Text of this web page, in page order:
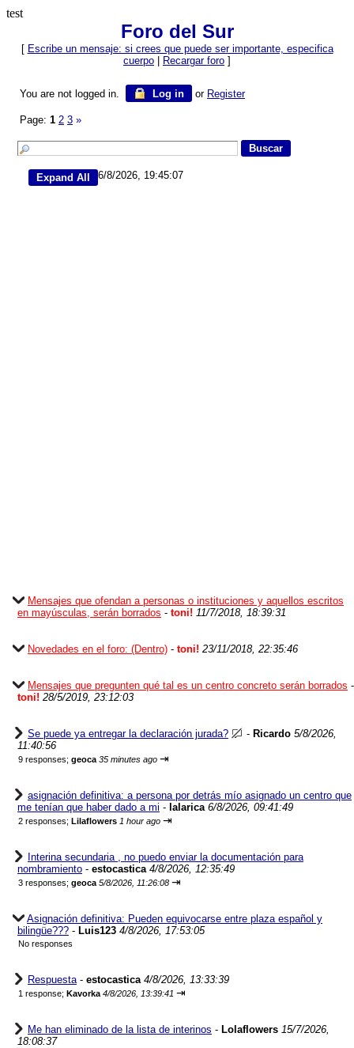
test
Foro del Sur
[ Escribe un mensaje: si crees que puede ser importante, especifica
cuerpo
Recargar foro ]
You are not logged in. Log in or Register
Page: 1 2 3 »
6/8/2026, 19:45:07
Mensajes que ofendan a personas o instituciones y aquellos escritos
en mayúsculas, serán borrados - toni! 11/7/2018, 18:39:31
Novedades en el foro: (Dentro) - toni! 23/11/2018, 22:35:46
Mensajes que pregunten qué tal es un centro concreto serán borrados -
toni! 28/5/2019, 23:12:03
Se puede ya entregar la declaración jurada? - Ricardo 5/8/2026,
11:40:56
9 responses; geoca 35 minutes ago ⇥
asignación definitiva: a persona por detrás mío asignado un centro que
me tenían que haber dado a mi - lalarica 6/8/2026, 09:41:49
2 responses; Lilaflowers 1 hour ago ⇥
Interina secundaria , no puedo enviar la documentación para
nombramiento - estocastica 4/8/2026, 12:35:49
3 responses; geoca 5/8/2026, 11:26:08 ⇥
Asignación definitiva: Pueden equivocarse entre plaza español y
bilingüe??? - Luis123 4/8/2026, 17:53:05
No responses
Respuesta- estocastica 4/8/2026, 13:33:39
1 response; Kavorka 4/8/2026, 13:39:41 ⇥
Me han eliminado de la lista de interinos - Lolaflowers 15/7/2026,
18:08:37